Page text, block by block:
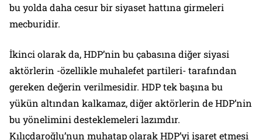
bu yolda daha cesur bir siyaset hattına girmeleri
mecburidir.
İkinci olarak da, HDP’nin bu çabasına diğer siyasi
aktörlerin -özellikle muhalefet partileri- tarafından
gereken değerin verilmesidir. HDP tek başına bu
yükün altından kalkamaz, diğer aktörlerin de HDP’nin
bu yönelimini desteklemeleri lazımdır.
Kılıçdaroğlu’nun muhatap olarak HDP’yi işaret etmesi